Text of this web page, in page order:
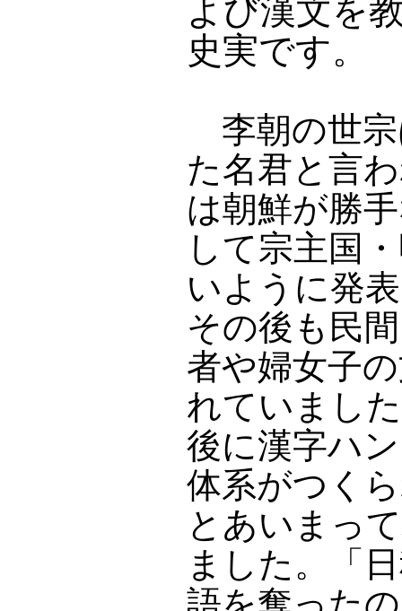
よび漢文を
史実です。
李朝の世宗
た名君と言
は朝鮮が勝
して宗主国
いように発
その後も民
者や婦女子
れていまし
後に漢字ハ
体系がつく
とあいまっ
ました。「